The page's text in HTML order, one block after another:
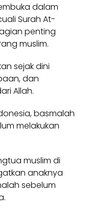
dalam
Surah At-
penting
muslim.
sejak dini
dan
Allah.
basmalah
melakukan
muslim di
anaknya
sebelum